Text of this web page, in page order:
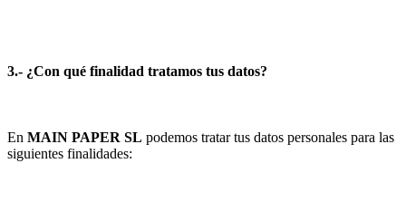
3.- ¿Con qué finalidad tratamos tus datos?
En MAIN PAPER SL podemos tratar tus datos personales para las
siguientes finalidades: